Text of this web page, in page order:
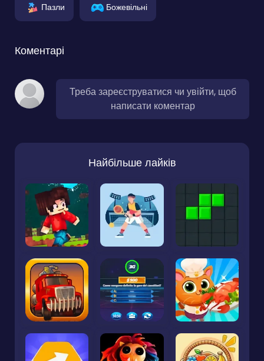
Пазли Божевільні
Коментарі
Треба зареєструватися чи увійти, щоб
написати коментар
Найбільше лайків